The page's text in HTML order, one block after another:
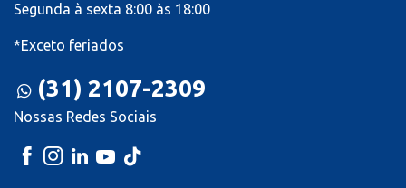
Segunda à sexta 8:00 às 18:00
*Exceto feriados
(31) 2107-2309
Nossas Redes Sociais